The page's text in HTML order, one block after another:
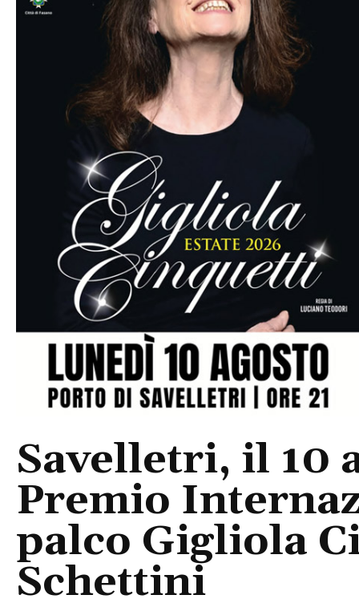
Savelletri, il 10
Premio
palco Gigliola
Schettini